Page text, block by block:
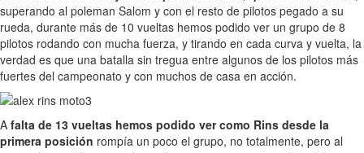
superando al poleman Salom y con el resto de pilotos pegado a su
rueda, durante más de 10 vueltas hemos podido ver un grupo de 8
pilotos rodando con mucha fuerza, y tirando en cada curva y vuelta, la
verdad es que una batalla sin tregua entre algunos de los pilotos más
fuertes del campeonato y con muchos de casa en acción.
A falta de 13 vueltas hemos podido ver como Rins desde la
primera posición rompía un poco el grupo, no totalmente, pero al